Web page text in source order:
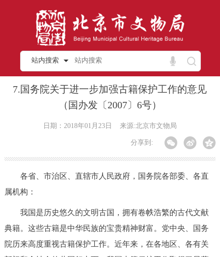
站内搜索
7.国务院关于进一步加强古籍保护工作的意见
（国办发〔2007〕6号）
日期：2018年01月23日 来源:北京市文物局
分享到:
各省、市治区、直辖市人民政府，国务院各部委、各直
属机构：
我国是历史悠久的文明古国，拥有卷帙浩繁的古代文献
典籍。这些古籍是中华民族的宝贵精神财富。党中央、国务
院历来高度重视古籍保护工作。近年来，在各地区、各有关